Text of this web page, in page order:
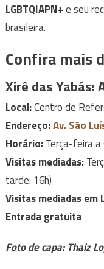
LGBTQIAPN+e seu
brasileira.
Confira mais
Xirê das Yabás:
Local:Centro de
Endereço:Av. São
Horário:Terça-feira a
Visitas mediadas:
tarde: 16h)
Visitas mediadas em
Entrada gratuita
Foto de capa: Thaiz